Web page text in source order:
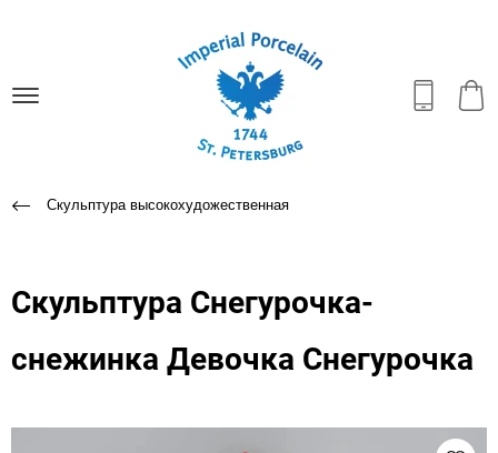
Скульптура высокохудожественная
Скульптура Снегурочка-
снежинка Девочка Снегурочка